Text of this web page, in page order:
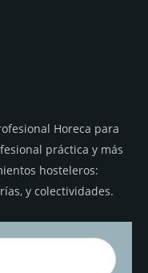
Horeca para
práctica y más
hosteleros:
y colectividades.